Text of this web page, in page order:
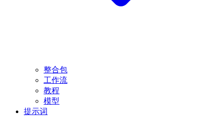
整合包
工作流
教程
模型
提示词